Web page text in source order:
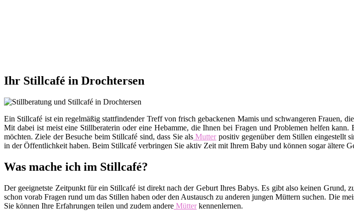
Ihr Stillcafé in Drochtersen
Ein Stillcafé ist ein regelmäßig stattfindender Treff von frisch gebackenen Mamis und schwangeren Frauen,
Mit dabei ist meist eine Stillberaterin oder eine Hebamme, die Ihnen bei Fragen und Problemen helfen
möchten. Ziele der Besuche beim Stillcafé sind, dass Sie als Mutterpositiv gegenüber dem Stillen eingestellt
in der Öffentlichkeit haben. Beim Stillcafé verbringen Sie aktiv Zeit mit Ihrem Baby und können sogar ältere
Was mache ich im Stillcafé?
Der geeignetste Zeitpunkt für ein Stillcafé ist direkt nach der Geburt Ihres Babys. Es gibt also keinen Grund,
schon vorab Fragen rund um das Stillen haben oder den Austausch zu anderen jungen Müttern suchen. Die
Sie können Ihre Erfahrungen teilen und zudem andere Mütterkennenlernen.